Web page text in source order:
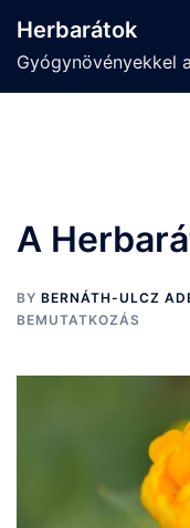
Herbarátok
Gyógynövényekkel
A
BY BERNÁTH-ULCZ
BEMUTATKOZÁS